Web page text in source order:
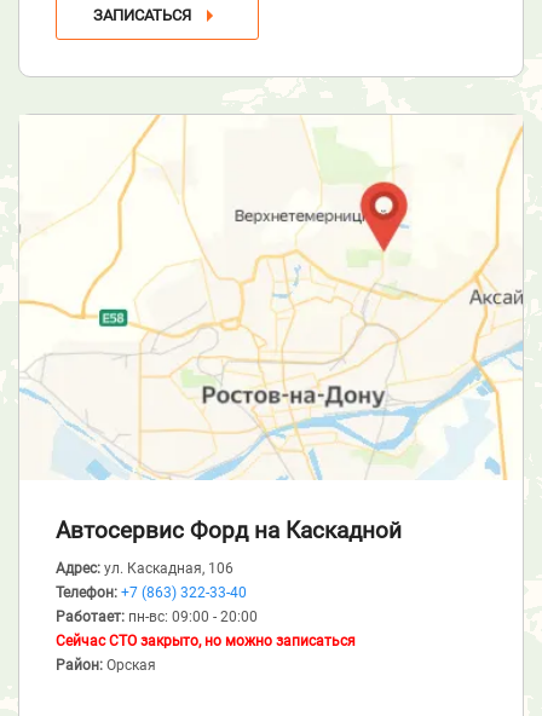
ЗАПИСАТЬСЯ
Автосервис Форд на Каскадной
Адрес: ул. Каскадная, 106
Телефон: +7 (863) 322-33-40
Работает: пн-вс: 09:00 - 20:00
Сейчас СТО закрыто, но можно записаться
Район: Орская